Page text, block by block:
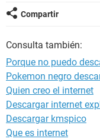
Compartir
Consulta también:
Porque no puedo
Pokemon negro
Quien creo el internet
Descargar internet
Descargar kmspico
Que es internet